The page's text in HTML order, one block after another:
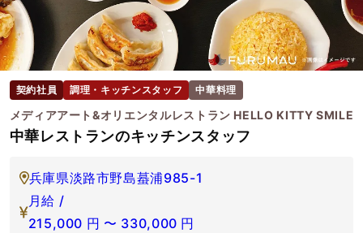
契約社員 調理・キッチンスタッフ 中華料理
メディアアート&オリエンタルレストラン HELLO KITTY SMILE
中華レストランのキッチンスタッフ
兵庫県淡路市野島蟇浦985-1
月給 /
215,000 円 〜 330,000 円